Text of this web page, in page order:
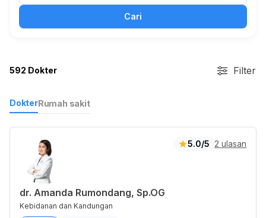
Cari
592 Dokter Filter
DokterRumah sakit
5.0/5 2 ulasan
dr. Amanda Rumondang, Sp.OG
Kebidanan dan Kandungan